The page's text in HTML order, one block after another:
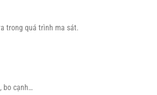
trong quá trình ma sát.
bo cạnh…